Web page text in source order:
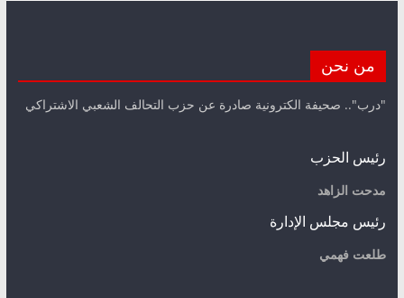
من نحن
"درب".. صحيفة الكترونية صادرة عن حزب التحالف الشعبي الاشتراكي
رئيس الحزب
مدحت الزاهد
رئيس مجلس الإدارة
طلعت فهمي